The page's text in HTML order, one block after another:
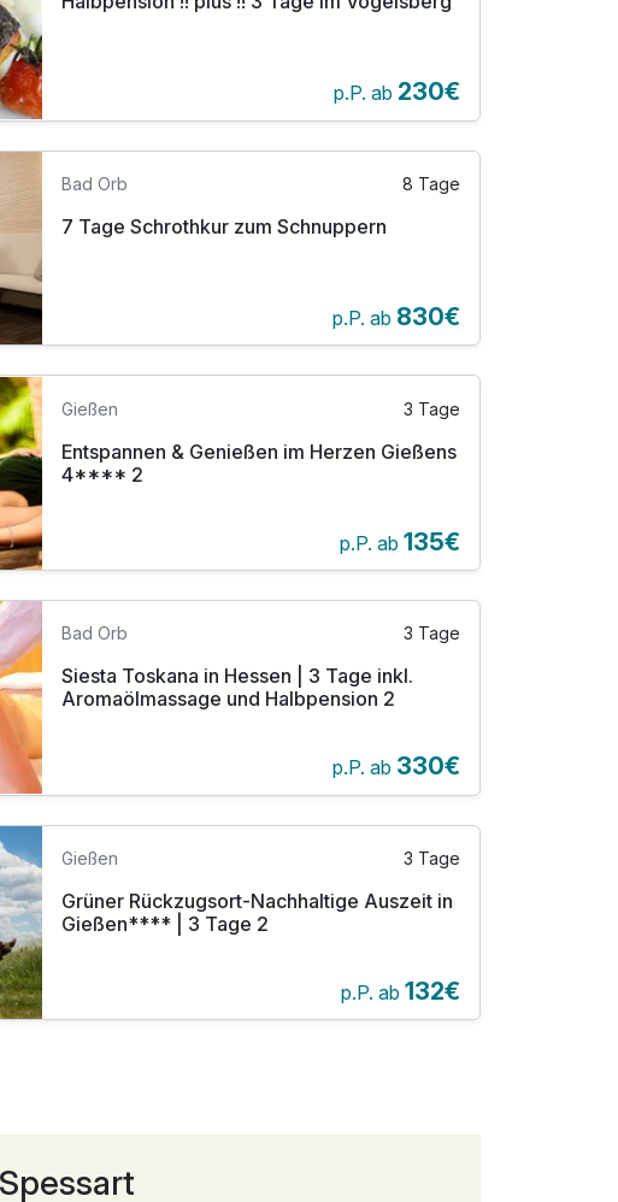
p.P. ab 230€
Bad Orb 8 Tage
7 Tage Schrothkur zum Schnuppern
p.P. ab 830€
Gießen 3 Tage
Entspannen & Genießen im Herzen Gießens
4**** 2
p.P. ab 135€
Bad Orb 3 Tage
Siesta Toskana in Hessen | 3 Tage inkl.
Aromaölmassage und Halbpension 2
p.P. ab 330€
Gießen 3 Tage
Grüner Rückzugsort-Nachhaltige Auszeit in
Gießen**** | 3 Tage 2
p.P. ab 132€